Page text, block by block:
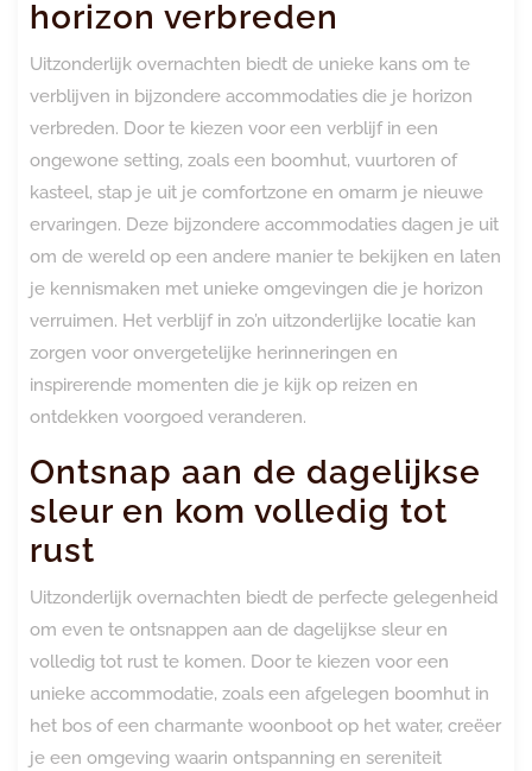
horizon verbreden
Uitzonderlijk overnachten biedt de unieke kans om te
verblijven in bijzondere accommodaties die je horizon
verbreden. Door te kiezen voor een verblijf in een
ongewone setting, zoals een boomhut, vuurtoren of
kasteel, stap je uit je comfortzone en omarm je nieuwe
ervaringen. Deze bijzondere accommodaties dagen je uit
om de wereld op een andere manier te bekijken en laten
je kennismaken met unieke omgevingen die je horizon
verruimen. Het verblijf in zo’n uitzonderlijke locatie kan
zorgen voor onvergetelijke herinneringen en
inspirerende momenten die je kijk op reizen en
ontdekken voorgoed veranderen.
Ontsnap aan de dagelijkse
sleur en kom volledig tot
rust
Uitzonderlijk overnachten biedt de perfecte gelegenheid
om even te ontsnappen aan de dagelijkse sleur en
volledig tot rust te komen. Door te kiezen voor een
unieke accommodatie, zoals een afgelegen boomhut in
het bos of een charmante woonboot op het water, creëer
je een omgeving waarin ontspanning en sereniteit